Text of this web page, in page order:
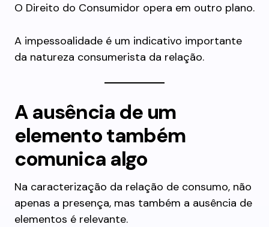
O Direito do Consumidor opera em outro plano.
A impessoalidade é um indicativo importante
da natureza consumerista da relação.
A ausência de um
elemento também
comunica algo
Na caracterização da relação de consumo, não
apenas a presença, mas também a ausência de
elementos é relevante.